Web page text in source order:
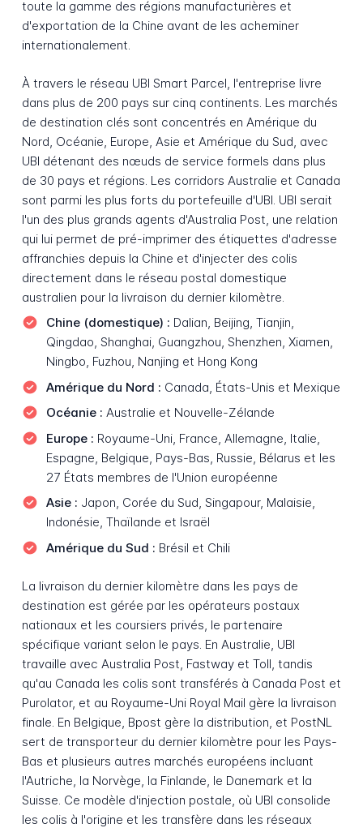
toute la gamme des régions manufacturières et
d'exportation de la Chine avant de les acheminer
internationalement.
À travers le réseau UBI Smart Parcel, l'entreprise livre
dans plus de 200 pays sur cinq continents. Les marchés
de destination clés sont concentrés en Amérique du
Nord, Océanie, Europe, Asie et Amérique du Sud, avec
UBI détenant des nœuds de service formels dans plus
de 30 pays et régions. Les corridors Australie et Canada
sont parmi les plus forts du portefeuille d'UBI. UBI serait
l'un des plus grands agents d'Australia Post, une relation
qui lui permet de pré-imprimer des étiquettes d'adresse
affranchies depuis la Chine et d'injecter des colis
directement dans le réseau postal domestique
australien pour la livraison du dernier kilomètre.
Chine (domestique) : Dalian, Beijing, Tianjin,
Qingdao, Shanghai, Guangzhou, Shenzhen, Xiamen,
Ningbo, Fuzhou, Nanjing et Hong Kong
Amérique du Nord : Canada, États-Unis et Mexique
Océanie : Australie et Nouvelle-Zélande
Europe : Royaume-Uni, France, Allemagne, Italie,
Espagne, Belgique, Pays-Bas, Russie, Bélarus et les
27 États membres de l'Union européenne
Asie : Japon, Corée du Sud, Singapour, Malaisie,
Indonésie, Thaïlande et Israël
Amérique du Sud : Brésil et Chili
La livraison du dernier kilomètre dans les pays de
destination est gérée par les opérateurs postaux
nationaux et les coursiers privés, le partenaire
spécifique variant selon le pays. En Australie, UBI
travaille avec Australia Post, Fastway et Toll, tandis
qu'au Canada les colis sont transférés à Canada Post et
Purolator, et au Royaume-Uni Royal Mail gère la livraison
finale. En Belgique, Bpost gère la distribution, et PostNL
sert de transporteur du dernier kilomètre pour les Pays-
Bas et plusieurs autres marchés européens incluant
l'Autriche, la Norvège, la Finlande, le Danemark et la
Suisse. Ce modèle d'injection postale, où UBI consolide
les colis à l'origine et les transfère dans les réseaux